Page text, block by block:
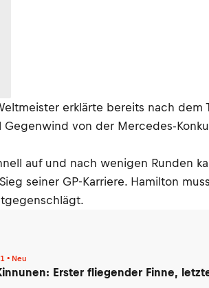
erklärte bereits nach
Gegenwind von der Mercedes-
auf und nach wenigen Runden
seiner GP-Karriere. Hamilton
• Neu
Erster fliegender Finne,